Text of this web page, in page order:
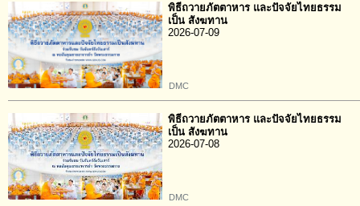
พิธีถวายภัตตาหาร และปัจจัยไทยธรรม
เป็น สังฆทาน
2026-07-09
DMC
พิธีถวายภัตตาหาร และปัจจัยไทยธรรม
เป็น สังฆทาน
2026-07-08
DMC